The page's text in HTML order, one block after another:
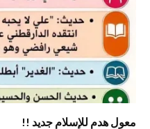
معول هدم للإسلام جديد !!